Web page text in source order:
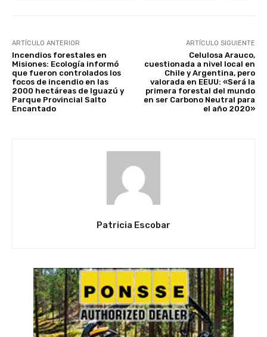
ARTÍCULO ANTERIOR
Incendios forestales en
Misiones: Ecología informó
que fueron controlados los
focos de incendio en las
2000 hectáreas de Iguazú y
Parque Provincial Salto
Encantado
ARTÍCULO SIGUIENTE
Celulosa Arauco,
cuestionada a nivel local en
Chile y Argentina, pero
valorada en EEUU: «Será la
primera forestal del mundo
en ser Carbono Neutral para
el año 2020»
Patricia Escobar